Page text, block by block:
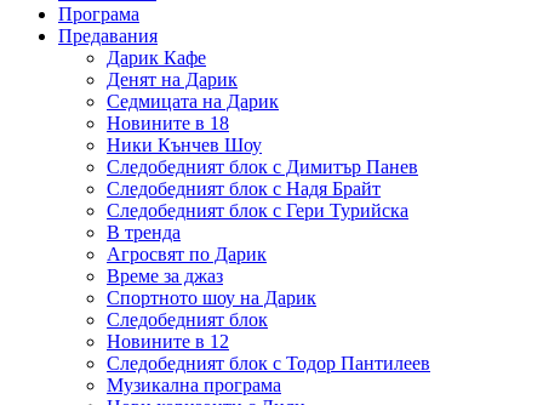
Програма
Предавания
Дарик Кафе
Денят на Дарик
Седмицата на Дарик
Новините в 18
Ники Кънчев Шоу
Следобедният блок с Димитър Панев
Следобедният блок с Надя Брайт
Следобедният блок с Гери Турийска
В тренда
Агросвят по Дарик
Време за джаз
Спортното шоу на Дарик
Следобедният блок
Новините в 12
Следобедният блок с Тодор Пантилеев
Музикална програма